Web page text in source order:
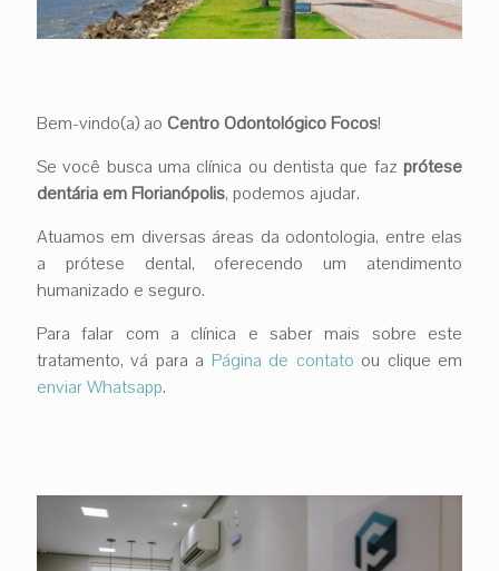
Bem-vindo(a) ao Centro Odontológico Focos!
Se você busca uma clínica ou dentista que faz prótese
dentária em Florianópolis, podemos ajudar.
Atuamos em diversas áreas da odontologia, entre elas
a prótese dental, oferecendo um atendimento
humanizado e seguro.
Para falar com a clínica e saber mais sobre este
tratamento, vá para a Página de contato ou clique em
enviar Whatsapp.